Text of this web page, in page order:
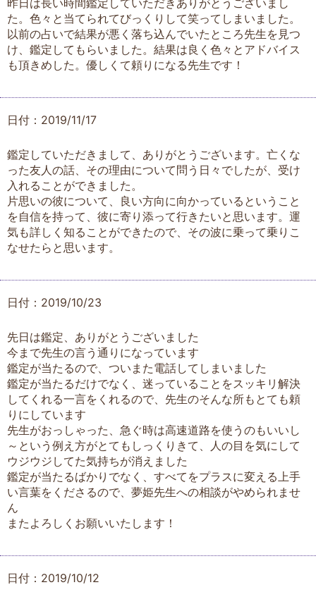
た。色々と当てられてびっくりして笑ってしまいました。
以前の占いで結果が悪く落ち込んでいたところ先生を見つ
け、鑑定してもらいました。結果は良く色々とアドバイス
も頂きめした。優しくて頼りになる先生です！
日付：2019/11/17
鑑定していただきまして、ありがとうございます。亡くな
った友人の話、その理由について問う日々でしたが、受け
入れることができました。
片思いの彼について、良い方向に向かっているということ
を自信を持って、彼に寄り添って行きたいと思います。運
気も詳しく知ることができたので、その波に乗って乗りこ
なせたらと思います。
日付：2019/10/23
先日は鑑定、ありがとうございました
今まで先生の言う通りになっています
鑑定が当たるので、ついまた電話してしまいました
鑑定が当たるだけでなく、迷っていることをスッキリ解決
してくれる一言をくれるので、先生のそんな所もとても頼
りにしています
先生がおっしゃった、急ぐ時は高速道路を使うのもいいし
～という例え方がとてもしっくりきて、人の目を気にして
ウジウジしてた気持ちが消えました
鑑定が当たるばかりでなく、すべてをプラスに変える上手
い言葉をくださるので、夢姫先生への相談がやめられませ
ん
またよろしくお願いいたします！
日付：2019/10/12